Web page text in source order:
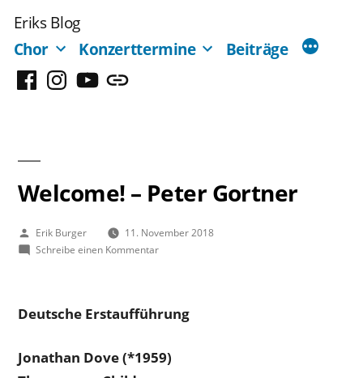
Inhalt
springen
Eriks Blog
Chor
Konzerttermine Beiträge
FacebookInstagram
YouTubeMastodon
Welcome! – Peter Gortner
Veröffentlicht
von
Erik Burger
11. November 2018
Schreibe einen Kommentarzu
Gortner
Deutsche Erstaufführung
Jonathan Dove (*1959)